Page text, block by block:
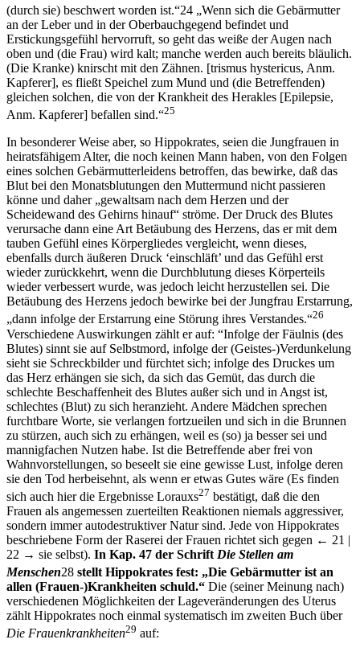
(durch sie) beschwert worden ist.“24 „Wenn sich die Gebärmutter
an der Leber und in der Oberbauchgegend befindet und
Erstickungsgefühl hervorruft, so geht das weiße der Augen nach
oben und (die Frau) wird kalt; manche werden auch bereits bläulich.
(Die Kranke) knirscht mit den Zähnen. [trismus hystericus, Anm.
Kapferer], es fließt Speichel zum Mund und (die Betreffenden)
gleichen solchen, die von der Krankheit des Herakles [Epilepsie,
Anm. Kapferer] befallen sind.“25
In besonderer Weise aber, so Hippokrates, seien die Jungfrauen in
heiratsfähigem Alter, die noch keinen Mann haben, von den Folgen
eines solchen Gebärmutterleidens betroffen, das bewirke, daß das
Blut bei den Monatsblutungen den Muttermund nicht passieren
könne und daher „gewaltsam nach dem Herzen und der
Scheidewand des Gehirns hinauf“ ströme. Der Druck des Blutes
verursache dann eine Art Betäubung des Herzens, das er mit dem
tauben Gefühl eines Körpergliedes vergleicht, wenn dieses,
ebenfalls durch äußeren Druck ‘einschläft’ und das Gefühl erst
wieder zurückkehrt, wenn die Durchblutung dieses Körperteils
wieder verbessert wurde, was jedoch leicht herzustellen sei. Die
Betäubung des Herzens jedoch bewirke bei der Jungfrau Erstarrung,
„dann infolge der Erstarrung eine Störung ihres Verstandes.“26
Verschiedene Auswirkungen zählt er auf: “Infolge der Fäulnis (des
Blutes) sinnt sie auf Selbstmord, infolge der (Geistes-)Verdunkelung
sieht sie Schreckbilder und fürchtet sich; infolge des Druckes um
das Herz erhängen sie sich, da sich das Gemüt, das durch die
schlechte Beschaffenheit des Blutes außer sich und in Angst ist,
schlechtes (Blut) zu sich heranzieht. Andere Mädchen sprechen
furchtbare Worte, sie verlangen fortzueilen und sich in die Brunnen
zu stürzen, auch sich zu erhängen, weil es (so) ja besser sei und
mannigfachen Nutzen habe. Ist die Betreffende aber frei von
Wahnvorstellungen, so beseelt sie eine gewisse Lust, infolge deren
sie den Tod herbeisehnt, als wenn er etwas Gutes wäre (Es finden
sich auch hier die Ergebnisse Lorauxs27 bestätigt, daß die den
Frauen als angemessen zuerteilten Reaktionen niemals aggressiver,
sondern immer autodestruktiver Natur sind. Jede von Hippokrates
beschriebene Form der Raserei der Frauen richtet sich gegen ← 21 |
22 → sie selbst). In Kap. 47 der Schrift Die Stellen am
Menschen28 stellt Hippokrates fest: „Die Gebärmutter ist an
allen (Frauen-)Krankheiten schuld.“ Die (seiner Meinung nach)
verschiedenen Möglichkeiten der Lageveränderungen des Uterus
zählt Hippokrates noch einmal systematisch im zweiten Buch über
Die Frauenkrankheiten29 auf: